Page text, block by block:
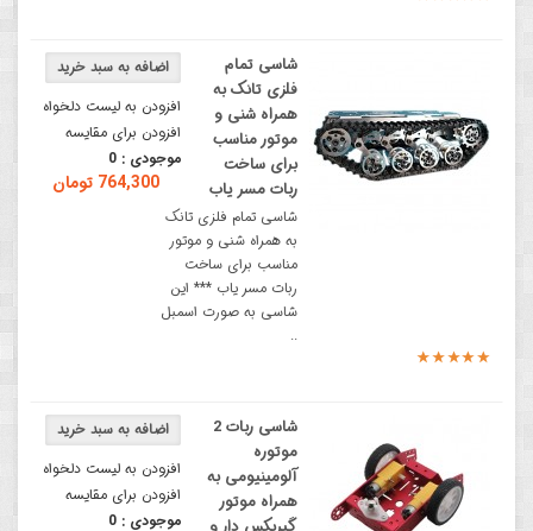
افزودن به لیست دلخواه
افزودن برای مقایسه
موجودی : 0
764,300 تومان
شاسی تمام
فلزی تانک به
همراه شنی و
موتور مناسب
برای ساخت
ربات مسر یاب
شاسی تمام فلزی تانک
به همراه شنی و موتور
مناسب برای ساخت
ربات مسر یاب *** این
شاسی به صورت اسمبل
..
افزودن به لیست دلخواه
افزودن برای مقایسه
موجودی : 0
شاسی ربات 2
موتوره
آلومینیومی به
همراه موتور